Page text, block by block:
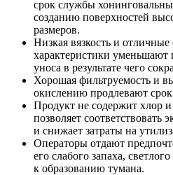
срок службы
созданию поверхностей
размеров.
Низкая вязкость и
характеристики уменьшают
уноса в результате чего
Хорошая фильтруемость и
окислению продлевают
Продукт не содержит хлор
позволяет соответствовать
и снижает затраты на
Операторы отдают
его слабого запаха,
к образованию тумана.